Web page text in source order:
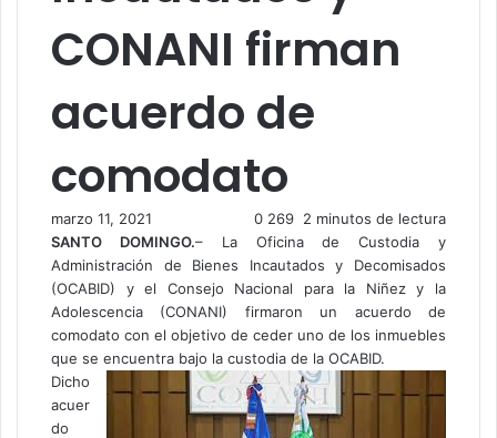
CONANI firman
acuerdo de
comodato
marzo 11, 2021 0 269 2 minutos de lectura
SANTO DOMINGO.– La Oficina de Custodia y
Administración de Bienes Incautados y Decomisados
(OCABID) y el Consejo Nacional para la Niñez y la
Adolescencia (CONANI) firmaron un acuerdo de
comodato con el objetivo de ceder uno de los inmuebles
que se encuentra bajo la custodia de la OCABID.
Dicho
acuer
do